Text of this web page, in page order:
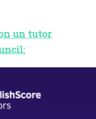
un tutor